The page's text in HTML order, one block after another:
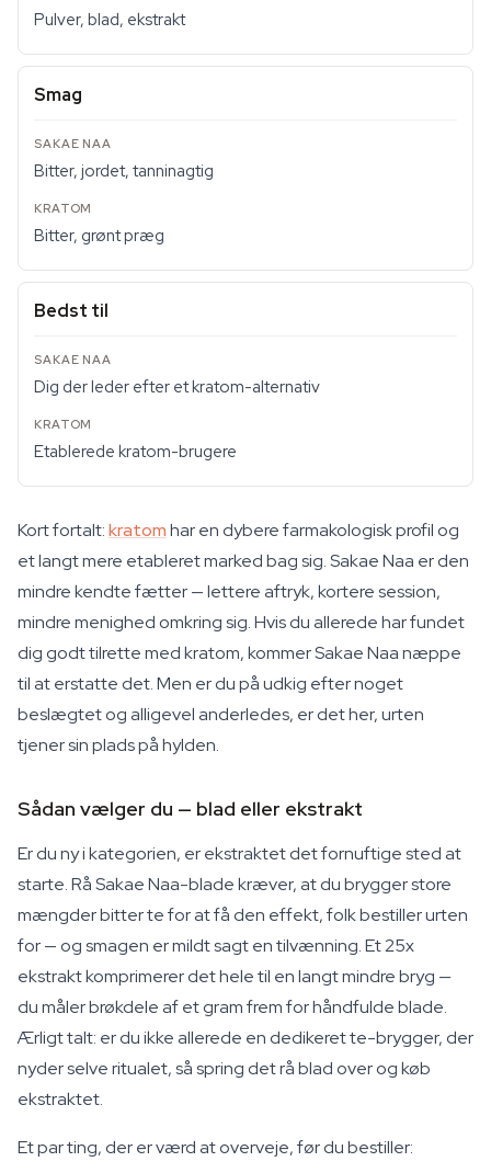
Pulver, blad, ekstrakt
Smag
Bitter, jordet, tanninagtig
Bitter, grønt præg
Bedst til
Dig der leder efter et kratom-alternativ
Etablerede kratom-brugere
Kort fortalt:kratomhar en dybere farmakologisk profil og
et langt mere etableret marked bag sig. Sakae Naa er den
mindre kendte fætter — lettere aftryk, kortere session,
mindre menighed omkring sig. Hvis du allerede har fundet
dig godt tilrette med kratom, kommer Sakae Naa næppe
til at erstatte det. Men er du på udkig efter noget
beslægtet og alligevel anderledes, er det her, urten
tjener sin plads på hylden.
Sådan vælger du — blad eller ekstrakt
Er du ny i kategorien, er ekstraktet det fornuftige sted at
starte. Rå Sakae Naa-blade kræver, at du brygger store
mængder bitter te for at få den effekt, folk bestiller urten
for — og smagen er mildt sagt en tilvænning. Et 25x
ekstrakt komprimerer det hele til en langt mindre bryg —
du måler brøkdele af et gram frem for håndfulde blade.
Ærligt talt: er du ikke allerede en dedikeret te-brygger, der
nyder selve ritualet, så spring det rå blad over og køb
ekstraktet.
Et par ting, der er værd at overveje, før du bestiller: